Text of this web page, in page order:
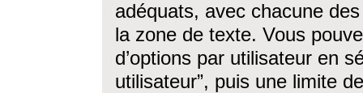
adéquats, avec chacune
la zone de texte. Vous
d’options par utilisateur en
utilisateur”, puis une limite